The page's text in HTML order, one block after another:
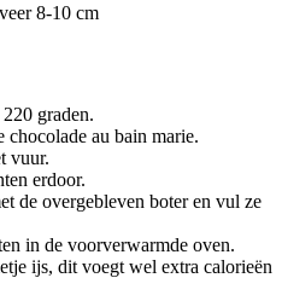
8-10 cm
graden.
chocolade au bain marie.
vuur.
erdoor.
de overgebleven boter en vul ze
in de voorverwarmde oven.
ijs, dit voegt wel extra calorieën